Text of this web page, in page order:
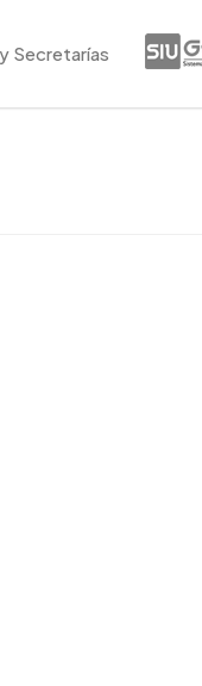
Secretarías